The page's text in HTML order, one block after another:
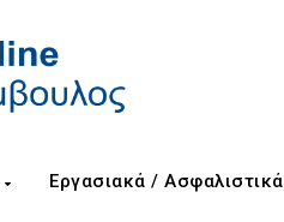
Εργασιακά / Ασφαλιστικά